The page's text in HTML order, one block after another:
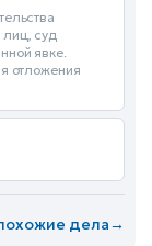
суд
явке.
отложения
дела→